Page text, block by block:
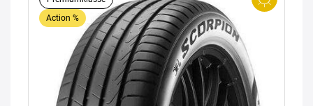
Action %